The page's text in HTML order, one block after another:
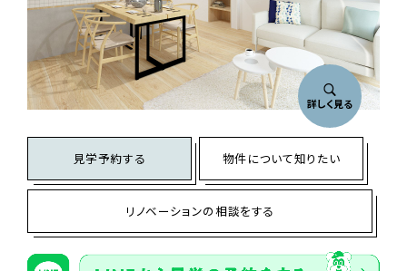
詳しく見る
見学予約する 物件について知りたい
リノベーションの相談をする